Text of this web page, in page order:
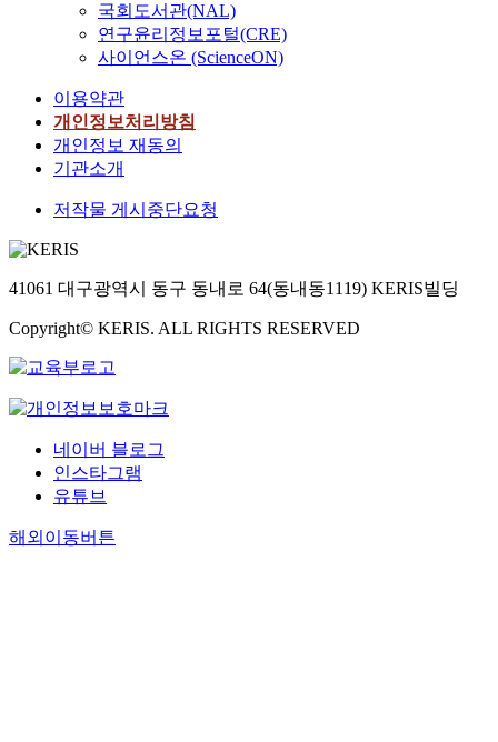
국회도서관(NAL)
연구윤리정보포털(CRE)
사이언스온 (ScienceON)
이용약관
개인정보처리방침
개인정보 재동의
기관소개
저작물 게시중단요청
41061 대구광역시 동구 동내로 64(동내동1119) KERIS빌딩
Copyright© KERIS. ALL RIGHTS RESERVED
네이버 블로그
인스타그램
유튜브
해외이동버튼